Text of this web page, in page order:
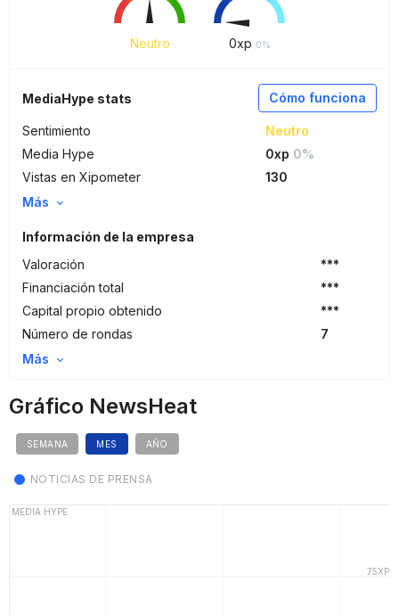
Neutro 0xp 0%
Cómo funciona
MediaHype stats
Sentimiento
Neutro
Media Hype
0xp 0%
Vistas en Xipometer
130
Más
Información de la empresa
Valoración
***
Financiación total
***
Capital propio obtenido
***
Número de rondas
7
Más
Gráfico NewsHeat
SEMANA MES AÑO
NOTICIAS DE PRENSA